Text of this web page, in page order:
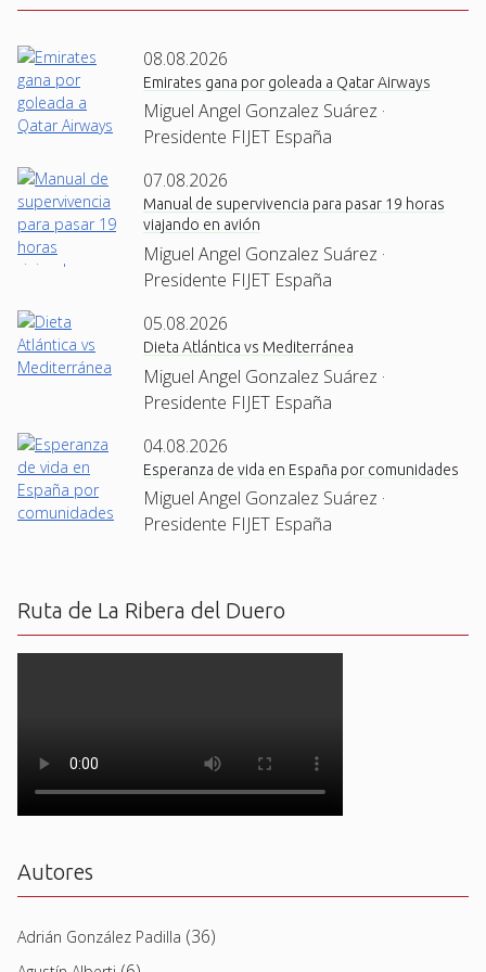
08.08.2026
Emirates gana por goleada a Qatar Airways
Miguel Angel Gonzalez Suárez ·
Presidente FIJET España
07.08.2026
Manual de supervivencia para pasar 19 horas
viajando en avión
Miguel Angel Gonzalez Suárez ·
Presidente FIJET España
05.08.2026
Dieta Atlántica vs Mediterránea
Miguel Angel Gonzalez Suárez ·
Presidente FIJET España
04.08.2026
Esperanza de vida en España por comunidades
Miguel Angel Gonzalez Suárez ·
Presidente FIJET España
Ruta de La Ribera del Duero
Autores
Adrián González Padilla (36)